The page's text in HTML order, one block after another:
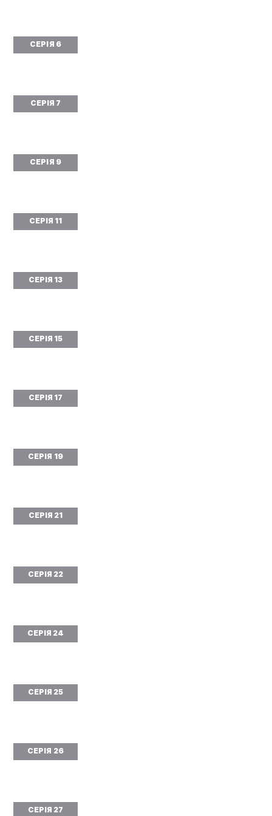
СЕРІЯ 6
СЕРІЯ 7
СЕРІЯ 9
СЕРІЯ 11
СЕРІЯ 13
СЕРІЯ 15
СЕРІЯ 17
СЕРІЯ 19
СЕРІЯ 21
СЕРІЯ 22
СЕРІЯ 24
СЕРІЯ 25
СЕРІЯ 26
СЕРІЯ 27